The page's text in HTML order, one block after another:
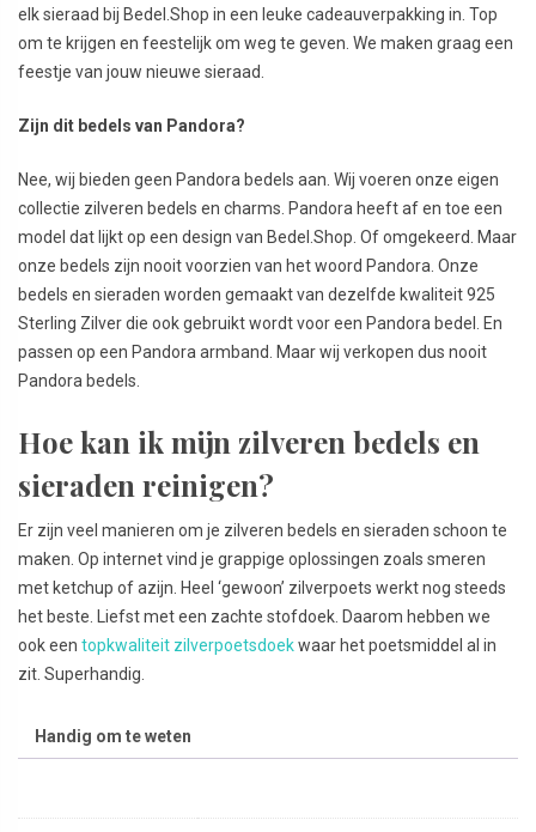
elk sieraad bij Bedel.Shop in een leuke cadeauverpakking in. Top
om te krijgen en feestelijk om weg te geven. We maken graag een
feestje van jouw nieuwe sieraad.
Zijn dit bedels van Pandora?
Nee, wij bieden geen Pandora bedels aan. Wij voeren onze eigen
collectie zilveren bedels en charms. Pandora heeft af en toe een
model dat lijkt op een design van Bedel.Shop. Of omgekeerd. Maar
onze bedels zijn nooit voorzien van het woord Pandora. Onze
bedels en sieraden worden gemaakt van dezelfde kwaliteit 925
Sterling Zilver die ook gebruikt wordt voor een Pandora bedel. En
passen op een Pandora armband. Maar wij verkopen dus nooit
Pandora bedels.
Hoe kan ik mijn zilveren bedels en
sieraden reinigen?
Er zijn veel manieren om je zilveren bedels en sieraden schoon te
maken. Op internet vind je grappige oplossingen zoals smeren
met ketchup of azijn. Heel ‘gewoon’ zilverpoets werkt nog steeds
het beste. Liefst met een zachte stofdoek. Daarom hebben we
ook een topkwaliteit zilverpoetsdoekwaar het poetsmiddel al in
zit. Superhandig.
Handig om te weten